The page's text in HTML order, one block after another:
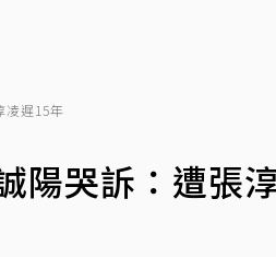
凌遲15年
陽哭訴：遭張